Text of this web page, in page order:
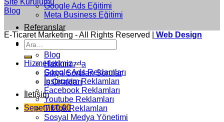
Google Ads Eğitimi
Meta Business Eğitimi
Referanslar
Kurumsal
Blog
Hakkımızda
Sıkça Sorulan Sorular
İş Ortakları
İletişim
Sepet /₺0,00
Site Kurulumu
Blog
E-Ticaret Marketing - All Rights Reserved |
Web Design
Ara:
Hizmetlerimiz
Google Ads Reklamları
İnstagram Reklamları
Facebook Reklamları
Youtube Reklamları
TikTok Reklamları
Sosyal Medya Yönetimi